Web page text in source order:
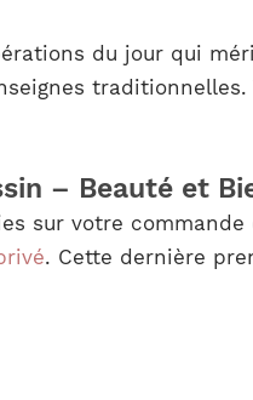
du jour qui
– Beauté et
sur votre
. Cette dernière